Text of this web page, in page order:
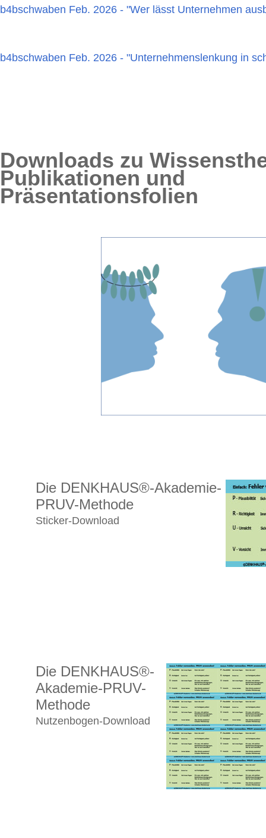
b4bschwaben Feb. 2026 - "Wer lässt Unternehmen
b4bschwaben Feb. 2026 - "Unternehmenslenkung in
Downloads zu
Publikationen und
Präsentationsfolien
Die DENKHAUS®-Akademie-
PRUV-Methode
Sticker-Download
Die DENKHAUS®-
Akademie-PRUV-
Methode
Nutzenbogen-Download